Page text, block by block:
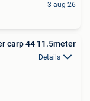
3 aug 26
sensas parallel power carp 44 11.5meter
Details